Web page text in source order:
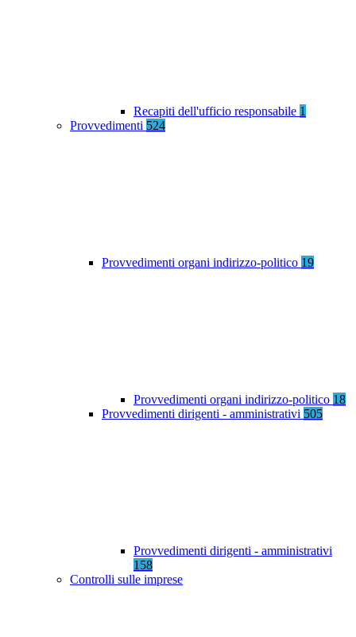
Recapiti dell'ufficio responsabile 1
Provvedimenti 524
Provvedimenti organi indirizzo-politico 19
Provvedimenti organi indirizzo-politico 18
Provvedimenti dirigenti - amministrativi 505
Provvedimenti dirigenti - amministrativi
158
Controlli sulle imprese